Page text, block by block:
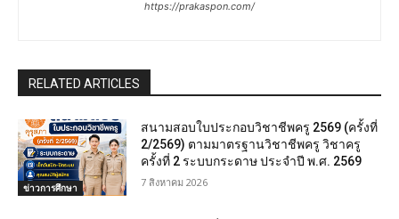
https://prakaspon.com/
RELATED ARTICLES
ข่าวการศึกษา
สนามสอบใบประกอบวิชาชีพครู 2569 (ครั้งที่
2/2569) ตามมาตรฐานวิชาชีพครู วิชาครู
ครั้งที่ 2 ระบบกระดาษ ประจำปี พ.ศ. 2569
7 สิงหาคม 2026